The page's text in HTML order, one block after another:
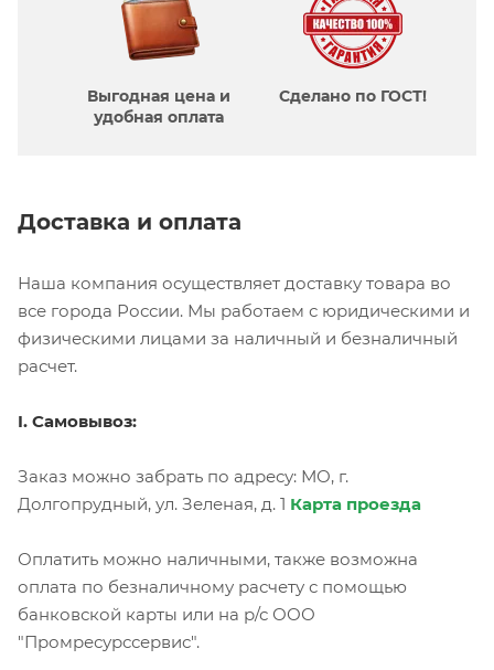
Выгодная цена и
удобная оплата
Сделано по ГОСТ!
Доставка и оплата
Наша компания осуществляет доставку товара во
все города России. Мы работаем с юридическими и
физическими лицами за наличный и безналичный
расчет.
I. Самовывоз:
Заказ можно забрать по адресу: МО, г.
Долгопрудный, ул. Зеленая, д. 1 Карта проезда
Оплатить можно наличными, также возможна
оплата по безналичному расчету с помощью
банковской карты или на р/с ООО
"Промресурссервис".